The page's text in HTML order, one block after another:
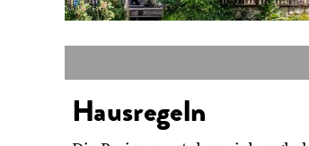
Hausregeln